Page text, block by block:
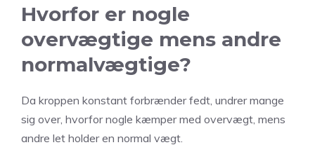
Hvorfor er nogle
overvægtige mens andre
normalvægtige?
Da kroppen konstant forbrænder fedt, undrer mange
sig over, hvorfor nogle kæmper med overvægt, mens
andre let holder en normal vægt.